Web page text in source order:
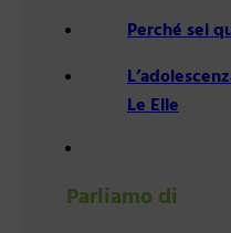
Perché sei
Le Elle
Parliamo di